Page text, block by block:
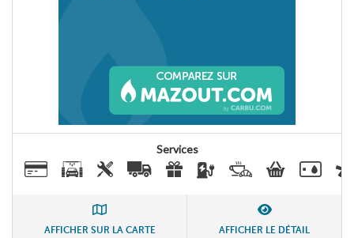
Services
AFFICHER SUR LA CARTE AFFICHER LE DÉTAIL